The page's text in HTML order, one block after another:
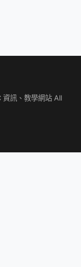
訊、教學網站 All